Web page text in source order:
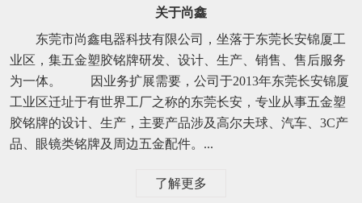
关于尚鑫
东莞市尚鑫电器科技有限公司，坐落于东莞长安锦厦工
业区，集五金塑胶铭牌研发、设计、生产、销售、售后服务
为一体。 因业务扩展需要，公司于2013年东莞长安锦厦
工业区迁址于有世界工厂之称的东莞长安，专业从事五金塑
胶铭牌的设计、生产，主要产品涉及高尔夫球、汽车、3C产
品、眼镜类铭牌及周边五金配件。...
了解更多